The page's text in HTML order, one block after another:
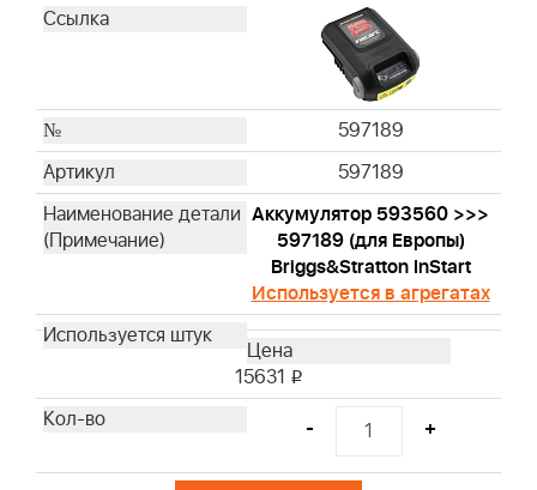
597189
597189
Аккумулятор 593560 >>>
597189 (для Европы)
Briggs&Stratton InStart
Используется в агрегатах
15631 i
- +